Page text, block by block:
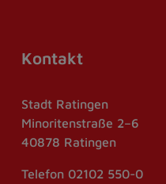
Kontakt
Stadt Ratingen
Minoritenstraße 2–6
40878 Ratingen
Telefon 02102 550-0